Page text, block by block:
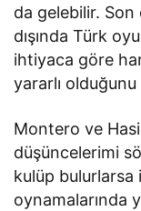
da gelebilir.
dışında Türk
ihtiyaca göre
yararlı
Montero ve
düşüncelerimi
kulüp
oynamalarında